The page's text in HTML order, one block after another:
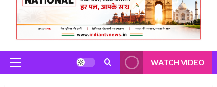
Primary
Menu
WATCH VIDEO